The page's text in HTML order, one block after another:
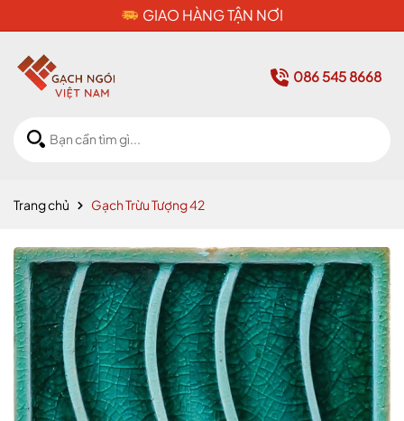
CAM KẾT HÀNG CHÍNH HÃNG
086 545 8668
Trang chủ Gạch Trừu Tượng 42